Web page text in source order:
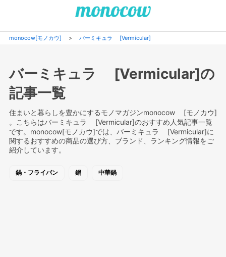
monocow[モノカウ] > バーミキュラ [Vermicular]
バーミキュラ [Vermicular]の
記事一覧
住まいと暮らしを豊かにするモノマガジンmonocow [モノカウ]
。こちらはバーミキュラ [Vermicular]のおすすめ人気記事一覧
です。monocow[モノカウ]では、バーミキュラ [Vermicular]に
関するおすすめの商品の選び方、ブランド、ランキング情報をご
紹介しています。
鍋・フライパン 鍋 中華鍋